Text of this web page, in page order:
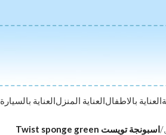
العناية بالاطفالالعناية المنزلالعناية بالسيارة
/اسبونجة تويست Twist sponge green